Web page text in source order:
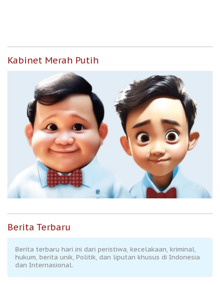
Kabinet Merah Putih
Berita Terbaru
Berita terbaru hari ini dari peristiwa, kecelakaan, kriminal,
hukum, berita unik, Politik, dan liputan khusus di Indonesia
dan Internasional.